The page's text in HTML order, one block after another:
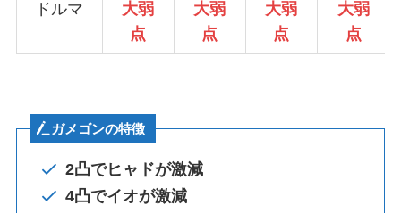
ドルマ
大弱
点
大弱
点
大弱
点
大弱
点
ガメゴンの特徴
2凸でヒャドが激減
4凸でイオが激減